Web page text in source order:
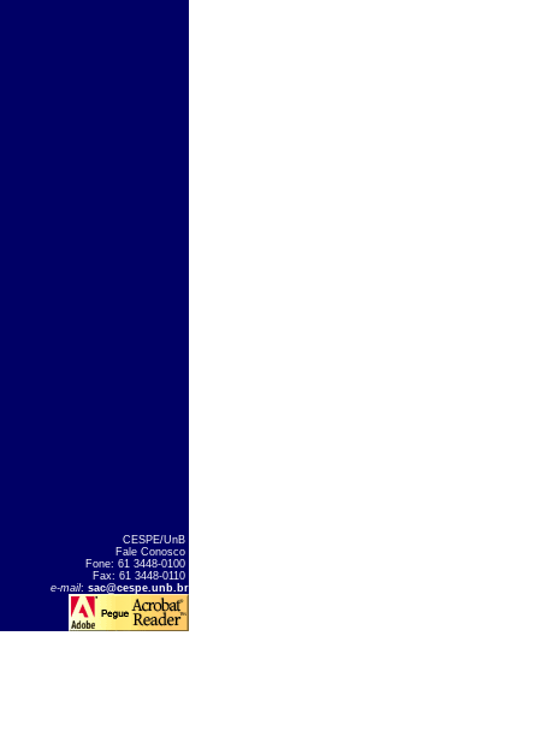
CESPE/UnB
Fale Conosco
Fone: 61 3448-0100
Fax: 61 3448-0110
e-mail: sac@cespe.unb.br